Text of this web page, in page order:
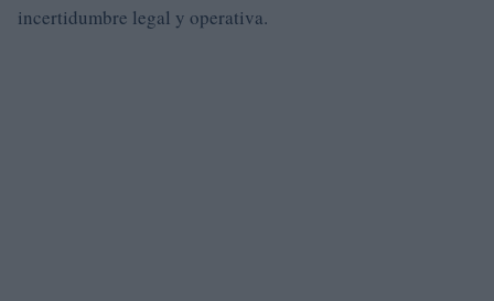
incertidumbre legal y operativa.